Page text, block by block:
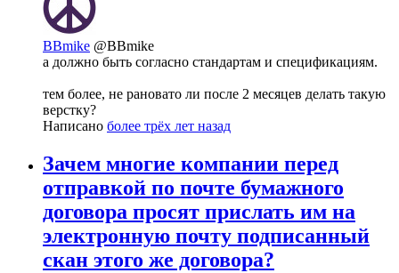
BBmike @BBmike
а должно быть согласно стандартам и спецификациям.
тем более, не рановато ли после 2 месяцев делать такую
верстку?
Написано более трёх лет назад
Зачем многие компании перед
отправкой по почте бумажного
договора просят прислать им на
электронную почту подписанный
скан этого же договора?